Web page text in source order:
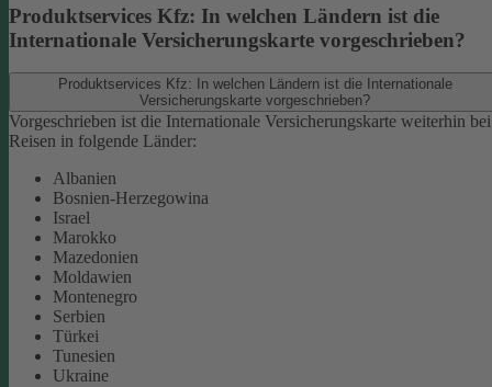
Produktservices Kfz: In welchen Ländern ist die
Internationale Versicherungskarte vorgeschrieben?
Produktservices Kfz: In welchen Ländern ist die Internationale
Versicherungskarte vorgeschrieben?
Vorgeschrieben ist die Internationale Versicherungskarte weiterhin bei
Reisen in folgende Länder:
Albanien
Bosnien-Herzegowina
Israel
Marokko
Mazedonien
Moldawien
Montenegro
Serbien
Türkei
Tunesien
Ukraine